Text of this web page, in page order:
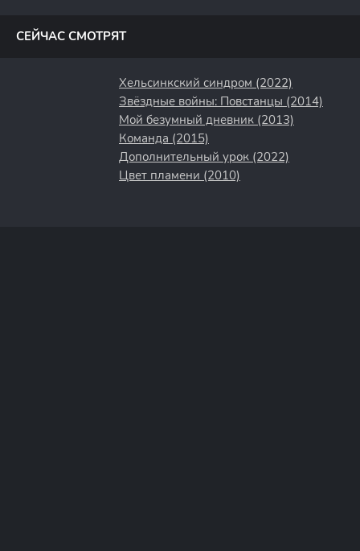
СЕЙЧАС СМОТРЯТ
Хельсинкский синдром (2022)
Звёздные войны: Повстанцы (2014)
Мой безумный дневник (2013)
Команда (2015)
Дополнительный урок (2022)
Цвет пламени (2010)